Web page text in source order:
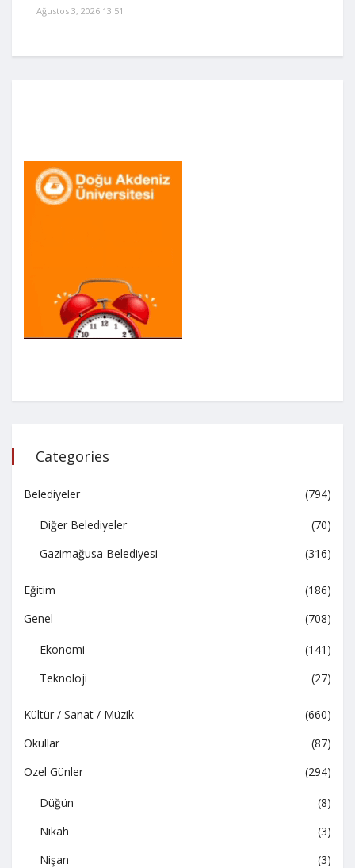
Ağustos 3, 2026 13:51
Categories
Belediyeler (794)
Diğer Belediyeler
(70)
Gazimağusa Belediyesi
(316)
Eğitim
(186)
Genel
(708)
Ekonomi
(141)
Teknoloji
(27)
Kültür / Sanat / Müzik
(660)
Okullar
(87)
Özel Günler
(294)
Düğün
(8)
Nikah
(3)
Nişan
(3)